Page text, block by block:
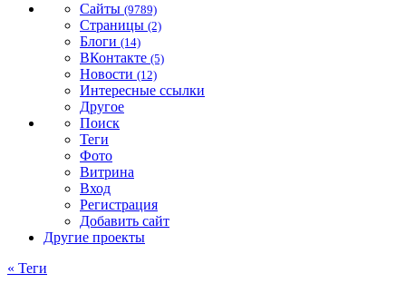
Сайты (9789)
Страницы (2)
Блоги (14)
ВКонтакте (5)
Новости (12)
Интересные ссылки
Другое
Поиск
Теги
Фото
Витрина
Вход
Регистрация
Добавить сайт
Другие проекты
« Теги